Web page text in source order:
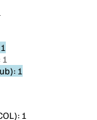
1
1